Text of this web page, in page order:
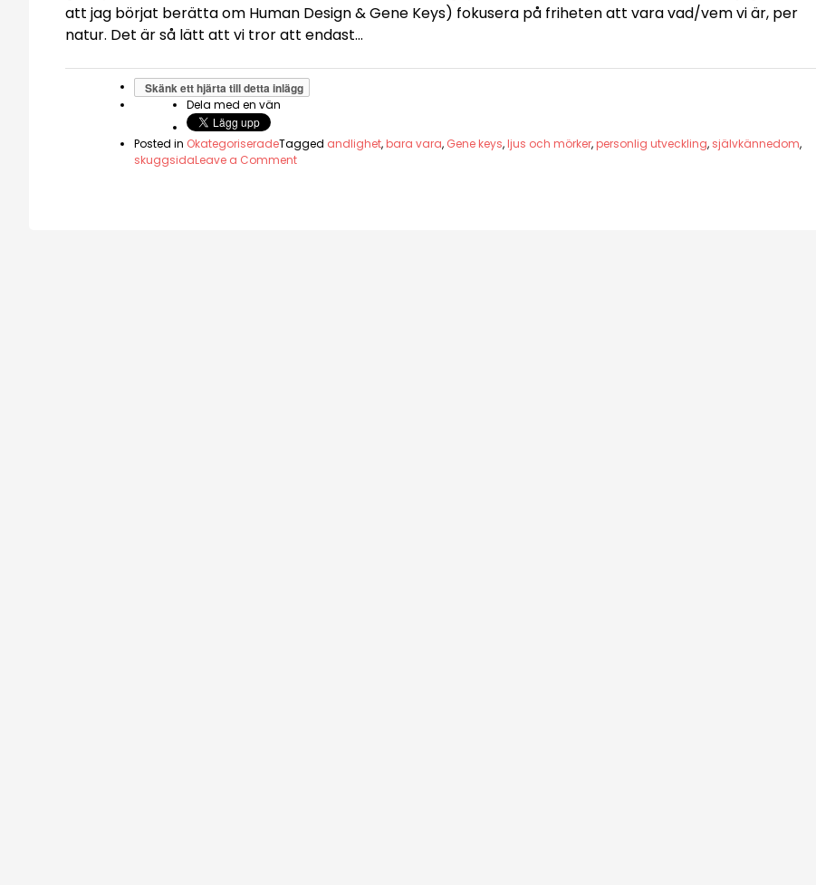
att jag börjat berätta om Human Design & Gene Keys) fokusera på friheten att vara vad/vem vi är, per
natur. Det är så lätt att vi tror att endast…
Skänk ett hjärta till detta inlägg
Dela med en vän
Posted in OkategoriseradeTagged andlighet,bara vara, Gene keys,ljus och mörker,personlig utveckling, självkännedom,
skuggsidaLeave a Commenton